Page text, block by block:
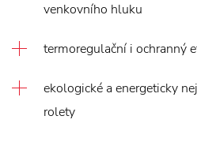
venkovního hluku
termoregulační i ochranný
ekologické a energeticky
rolety